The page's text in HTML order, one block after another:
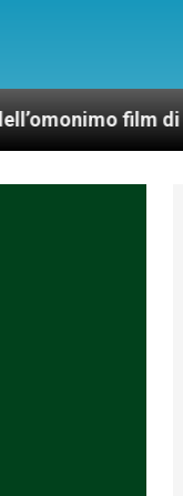
film di Wim